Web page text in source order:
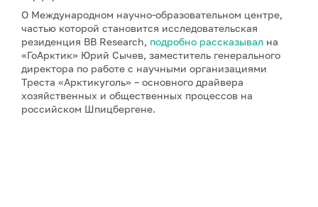
О Международном научно-образовательном центре,
частью которой становится исследовательская
резиденция BB Research, подробно рассказывал на
«ГоАрктик» Юрий Сычев, заместитель генерального
директора по работе с научными организациями
Треста «Арктикуголь» – основного драйвера
хозяйственных и общественных процессов на
российском Шпицбергене.